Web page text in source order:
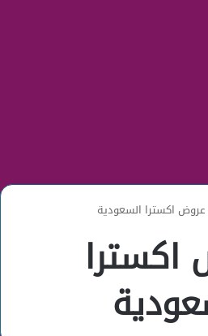
عروض اكسترا السعودية